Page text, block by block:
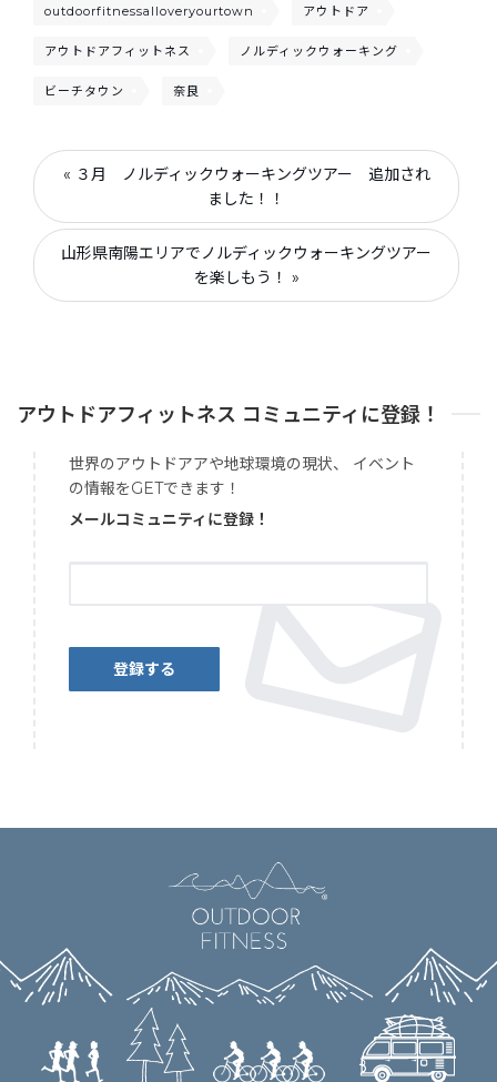
outdoorfitnessalloveryourtown アウトドア
アウトドアフィットネス ノルディックウォーキング
ビーチタウン 奈良
« ３月 ノルディックウォーキングツアー 追加され
ました！！
山形県南陽エリアでノルディックウォーキングツアー
を楽しもう！ »
アウトドアフィットネス コミュニティに登録！
世界のアウトドアアや地球環境の現状、 イベント
の情報をGETできます！
メールコミュニティに登録！